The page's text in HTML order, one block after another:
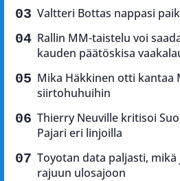
Valtteri Bottas nappasi
Rallin MM-taistelu voi
kauden päätöskisa
Mika Häkkinen otti kantaa
siirtohuhuihin
Thierry Neuville kritisoi
Pajari eri linjoilla
Toyotan data paljasti,
rajuun ulosajoon